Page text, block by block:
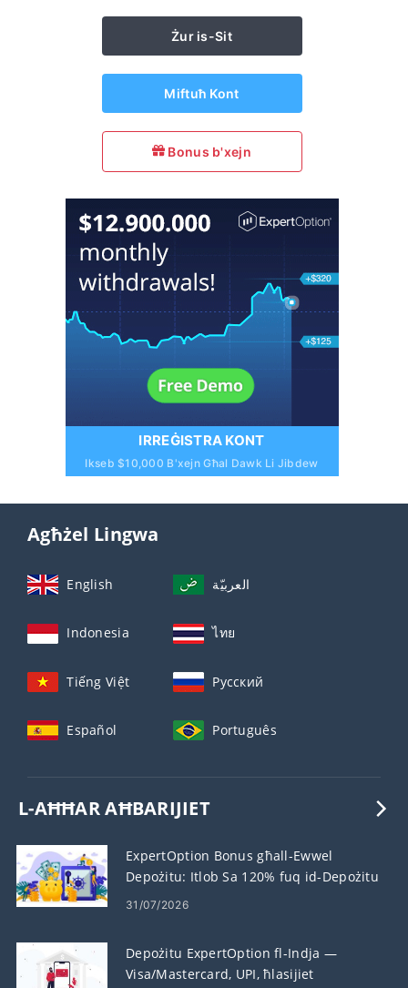
Żur is-Sit
Miftuħ Kont
Bonus b'xejn
IRREĠISTRA KONT
Ikseb $10,000 B'xejn Għal Dawk Li Jibdew
Agħżel Lingwa
English العربيّة
Indonesia ไทย
Tiếng Việt Русский
Español Português
L-AĦĦAR AĦBARIJIET
ExpertOption Bonus għall-Ewwel
Depożitu: Itlob Sa 120% fuq id-Depożitu
Tiegħek
31/07/2026
Depożitu ExpertOption fl-Indja —
Visa/Mastercard, UPI, ħlasijiet